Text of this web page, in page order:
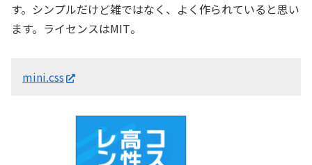
す。シンプルだけど雑ではなく、よく作られていると思い
ます。ライセンスはMIT。
mini.css